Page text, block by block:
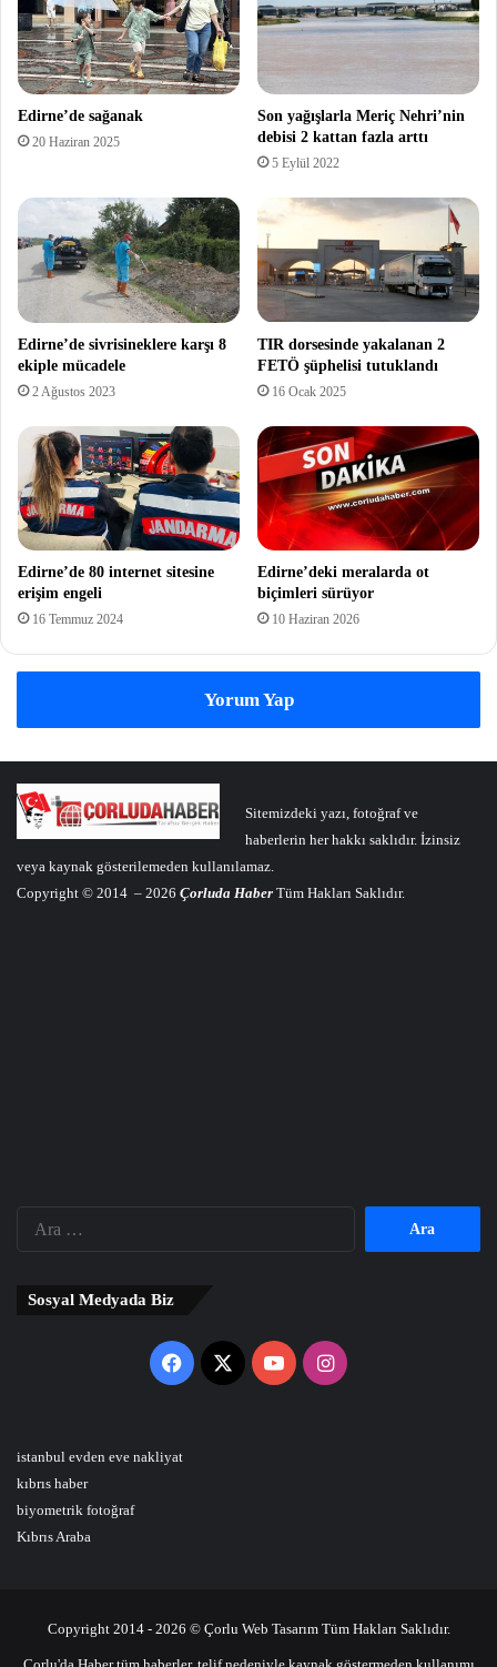
Edirne’de sağanak
20 Haziran 2025
Son yağışlarla Meriç Nehri’nin
debisi 2 kattan fazla arttı
5 Eylül 2022
Edirne’de sivrisineklere karşı 8
ekiple mücadele
2 Ağustos 2023
TIR dorsesinde yakalanan 2
FETÖ şüphelisi tutuklandı
16 Ocak 2025
Edirne’de 80 internet sitesine
erişim engeli
16 Temmuz 2024
Edirne’deki meralarda ot
biçimleri sürüyor
10 Haziran 2026
Yorum Yap
Sitemizdeki yazı, fotoğraf ve
haberlerin her hakkı saklıdır. İzinsiz
veya kaynak gösterilemeden kullanılamaz.
Copyright © 2014 – 2026 Çorluda Haber Tüm Hakları Saklıdır.
Sosyal Medyada Biz
Facebook
X YouTubeInstagram
istanbul evden eve nakliyat
kıbrıs haber
biyometrik fotoğraf
Kıbrıs Araba
Copyright 2014 - 2026 © Çorlu Web Tasarım Tüm Hakları Saklıdır.